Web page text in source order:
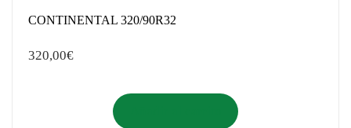
CONTINENTAL 320/90R32
320,00€